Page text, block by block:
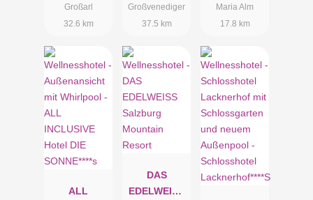
Großarl
32.6 km
Großvenediger
37.5 km
Maria Alm
17.8 km
ALL
DAS
EDELWEISS